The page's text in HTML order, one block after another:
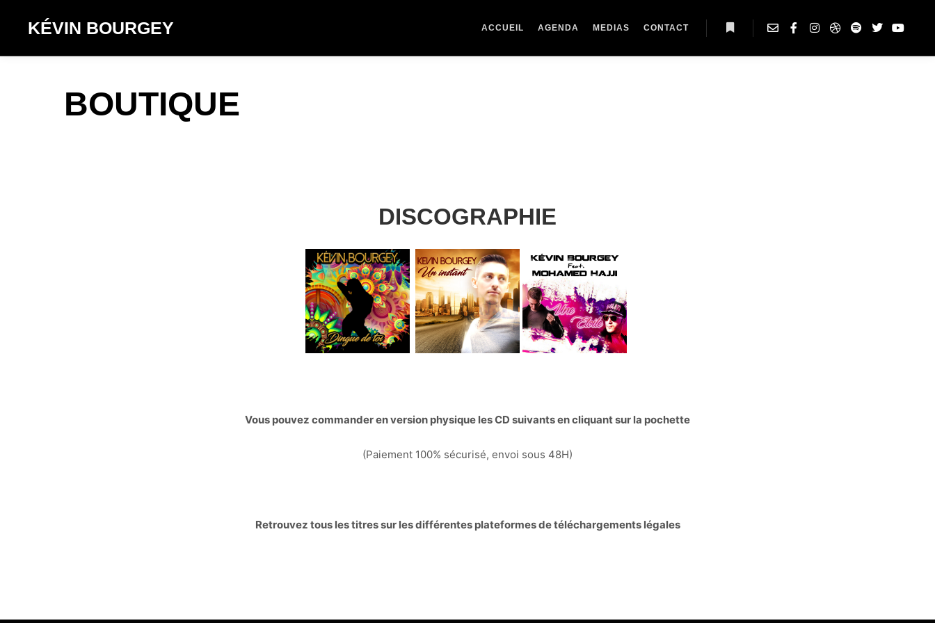
KÉVIN BOURGEY ACCUEIL AGENDA MEDIAS CONTACT
BOUTIQUE
DISCOGRAPHIE
Vous pouvez commander en version physique les CD suivants en cliquant sur la pochette
(Paiement 100% sécurisé, envoi sous 48H)
Retrouvez tous les titres sur les différentes plateformes de téléchargements légales